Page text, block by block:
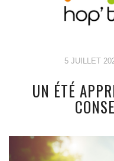
5 JUILLET
UN ÉTÉ